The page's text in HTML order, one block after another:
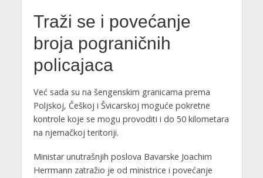
Traži se i povećanje
broja pograničnih
policajaca
Već sada su na šengenskim granicama prema
Poljskoj, Češkoj i Švicarskoj moguće pokretne
kontrole koje se mogu provoditi i do 50 kilometara
na njemačkoj teritoriji.
Ministar unutrašnjih poslova Bavarske Joachim
Herrmann zatražio je od ministrice i povećanje